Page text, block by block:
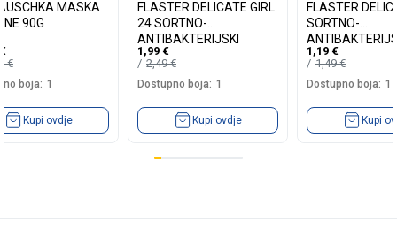
MASKA
90G
€
€
boja: 1
Kupi ovdje
FLASTER DELICATE GIRL
24 SORTNO-
ANTIBAKTERIJSKI
1,99 €
2,49€
Dostupno boja: 1
Kupi ovdje
FLASTER
SORTNO-
1,19 €
1,49€
Dostupno boja: 1
Kupi